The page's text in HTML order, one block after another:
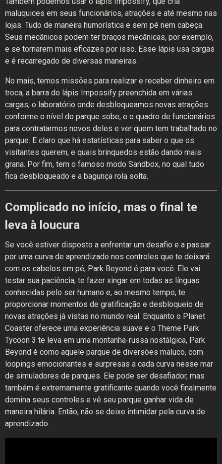
maluquices em seus funcionários, atrações e até mesmo nas
lojas. Tudo de maneira humorística e sem pé nem cabeça.
Seus mecânicos podem ter braços mecânicas, por exemplo,
e se tornarem mais eficazes por isso. Esse lápis usa cargas
e é recarregado de diversas maneiras.
No mais, temos missões para realizar e receber dinheiro em
troca, a barra do lápis Impossify preenchida em várias
cargas, o laboratório onde desbloqueamos novas atrações
conforme o nível do parque sobe, e o quadro de funcionários
para contratarmos novos deles e ver quem tem trabalhado no
parque. E claro que há estatísticas para saber o que os
visitantes querem, e quais brinquedos estão dando mais
grana. Por fim, tem o famoso modo Sandbox, no qual tudo
fica desbloqueado e a bagunça rola solta.
Complicado no início, mas o final te
leva à loucura
Se você estiver disposto a enfrentar um desafio e a passar
por uma curva de aprendizado nos controles que te deixará
com os cabelos em pé, Park Beyond é para você. Ele vai
testar sua paciência, te fazer xingar em todas as línguas
conhecidas pelo ser humano e, ao mesmo tempo, te
proporcionar momentos de gratificação e desbloqueio de
novas atrações já vistas no mundo real. Enquanto o Planet
Coaster oferece uma experiência suave e o Theme Park
Tycoon 3 te leva em uma montanha-russa nostálgica, Park
Beyond é como aquele parque de diversões maluco, com
loopings emocionantes e surpresas a cada curva nesse mar
de simuladores de parques. Ele pode ser desafiador, mas
também é extremamente gratificante quando você finalmente
domina seus controles e vê seu parque ganhar vida de
maneira hilária. Então, não se deixe intimidar pela curva de
aprendizado.